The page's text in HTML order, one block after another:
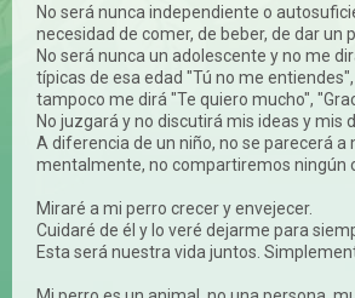
No será nunca independiente o
necesidad de comer, de beber, de dar un
No será nunca un adolescente y no me
típicas de esa edad "Tú no me
tampoco me dirá "Te quiero mucho",
No juzgará y no discutirá mis ideas y mis
A diferencia de un niño, no se parecerá a
mentalmente, no compartiremos ningún
Miraré a mi perro crecer y envejecer.
Cuidaré de él y lo veré dejarme para
Esta será nuestra vida juntos.